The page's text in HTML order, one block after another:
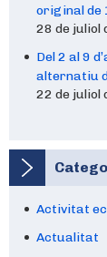
original de
28 de juliol
Del 2 al 9
alternatiu
22 de juliol
Activitat
Actualitat